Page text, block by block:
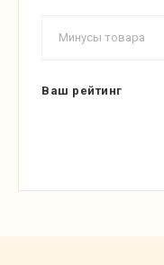
Ваш рейтинг